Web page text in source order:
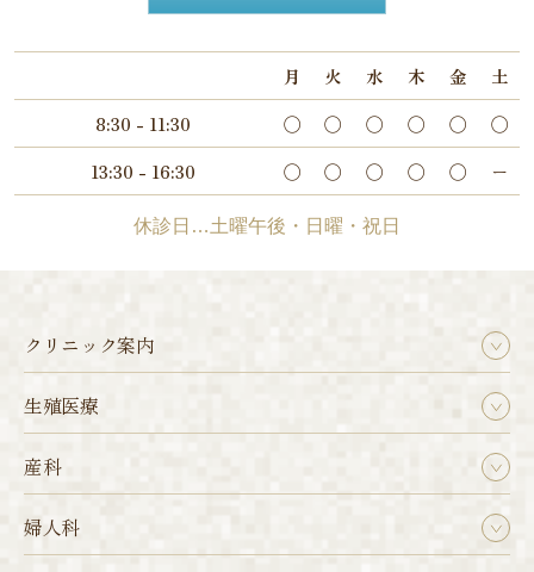
月 火 水 木 金
土
8:30 - 11:30
◯ ◯ ◯ ◯ ◯
◯
13:30 - 16:30
◯ ◯ ◯ ◯ ◯ ー
休診日…土曜午後・日曜・祝日
クリニック案内
生殖医療
産科
婦人科